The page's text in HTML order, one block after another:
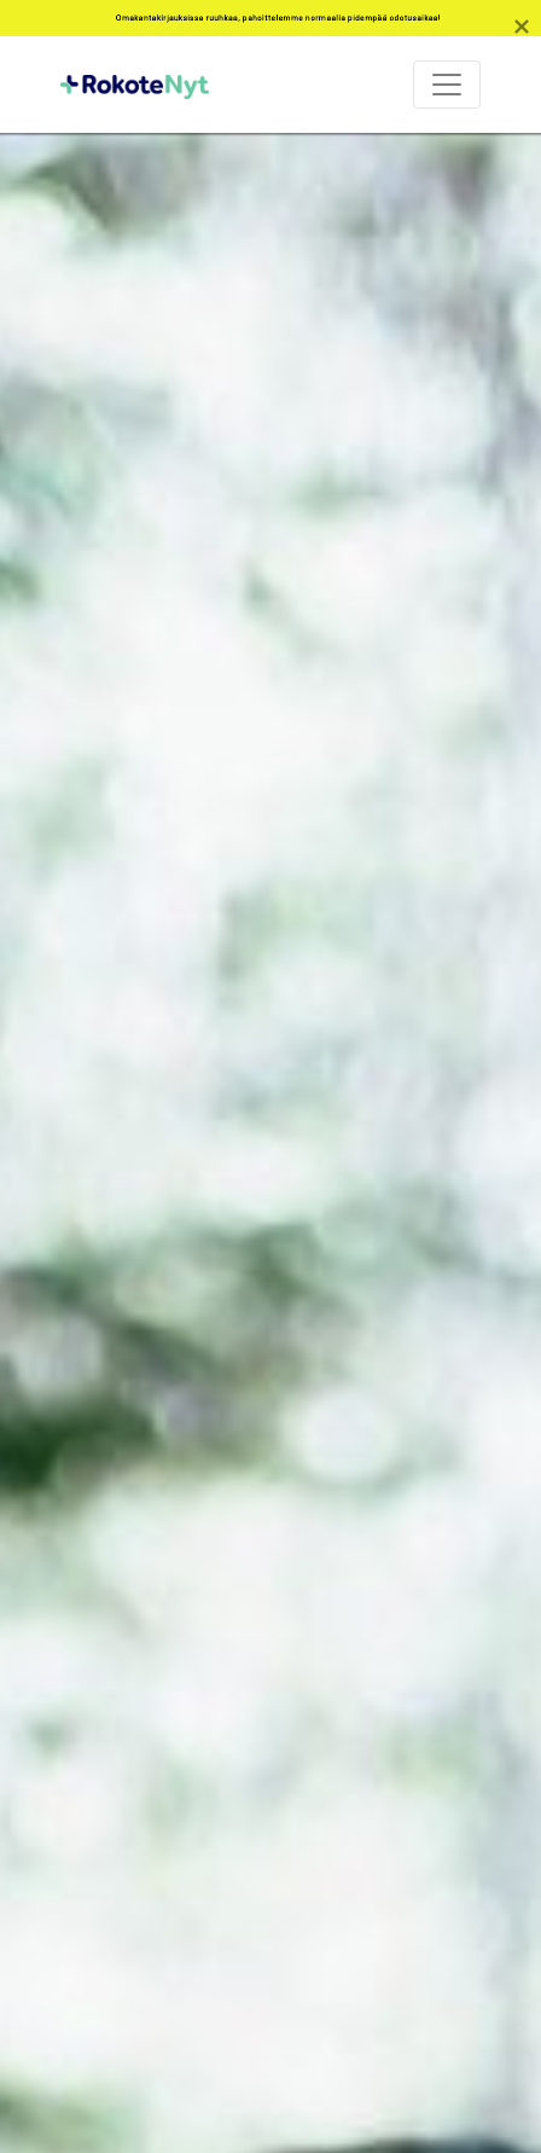
Omakantakirjauksissa ruuhkaa, pahoittelemme normaalia pidempää odotusaikaa!